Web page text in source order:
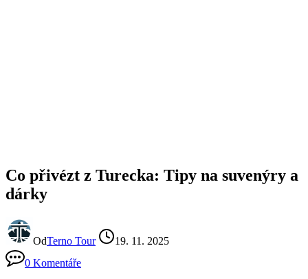
Co přivézt z Turecka: Tipy na suvenýry a
dárky
OdTerno Tour
19. 11. 2025
0 Komentáře